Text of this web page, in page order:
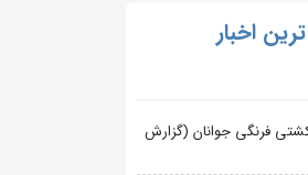
اخبار
فرنگی جوانان (گزارش